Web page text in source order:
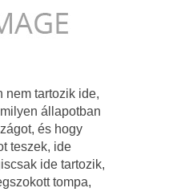
nem tartozik ide,
állapotban
és hogy
teszek, ide
ide tartozik,
tompa,